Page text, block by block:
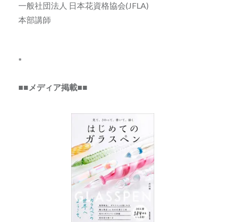
一般社団法人 日本花資格協会(JFLA)
本部講師
*
■■メディア掲載■■